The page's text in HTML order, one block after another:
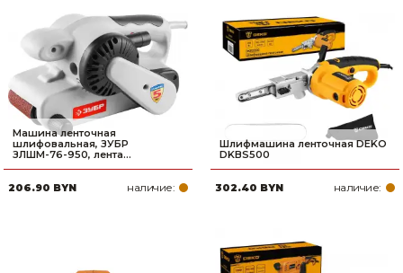
Машина ленточная
шлифовальная, ЗУБР
ЗЛШМ-76-950, лента...
206.90 BYN наличие:
Шлифмашина ленточная DEKO
DKBS500
302.40 BYN наличие: